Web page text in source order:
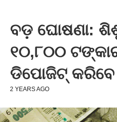
ବଡ଼ ଘୋଷଣା:
୧୦,୮୦୦
ଡିପୋଜିଟ୍‌ କରିବେ
2 YEARS AGO